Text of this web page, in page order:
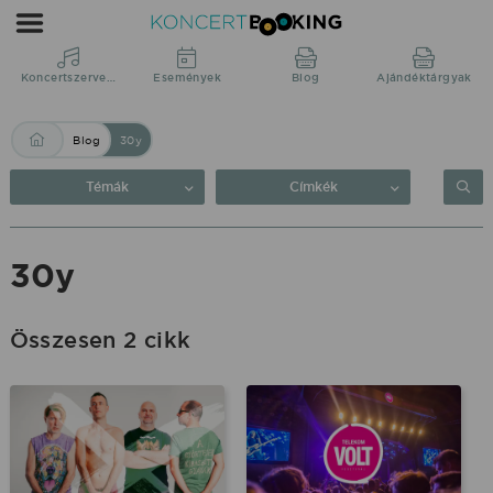
Blog:
KoncertBooking
Közvetlenül
produkciótól.
Koncertszervezés Események Blog Ajándéktárgyak
Blog 30y
Témák Címkék
30y
Összesen 2 cikk